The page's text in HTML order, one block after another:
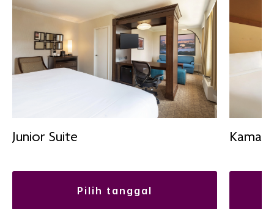
Junior Suite
pilih tanggal
Kamar